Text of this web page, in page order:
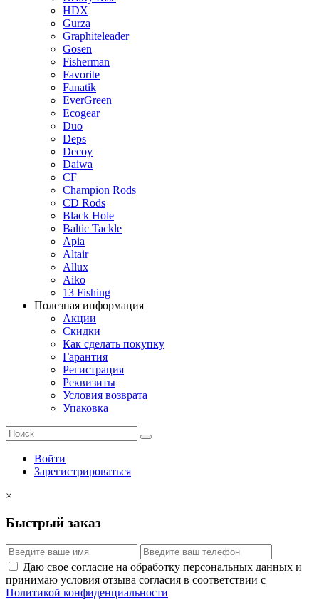
HDX
Gurza
Graphiteleader
Gosen
Fisherman
Favorite
Fanatik
EverGreen
Ecogear
Duo
Deps
Decoy
Daiwa
CF
Champion Rods
CD Rods
Black Hole
Baltic Tackle
Apia
Altair
Allux
Aiko
13 Fishing
Полезная информация
Акции
Скидки
Как сделать покупку
Гарантия
Регистрация
Реквизиты
Условия возврата
Упаковка
Войти
Зарегистрироваться
×
Быстрый заказ
Даю свое согласие на обработку персональных данных и
принимаю условия отзыва согласия в соответствии с
Политикой конфиденциальности